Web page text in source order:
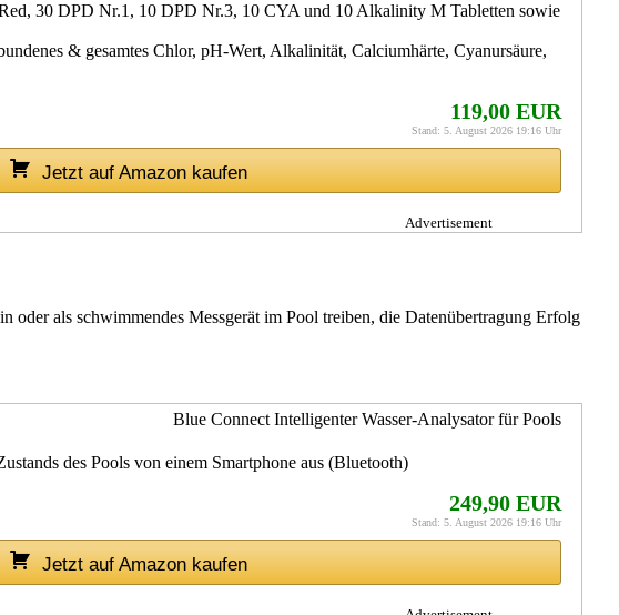
30 DPD Nr.1, 10 DPD Nr.3, 10 CYA und 10 Alkalinity M Tabletten sowie
& gesamtes Chlor, pH-Wert, Alkalinität, Calciumhärte, Cyanursäure,
119,00 EUR
Stand: 5. August 2026 19:16 Uhr
Jetzt auf Amazon kaufen
Advertisement
als schwimmendes Messgerät im Pool treiben, die Datenübertragung Erfolg
Blue Connect Intelligenter Wasser-Analysator für Pools
des Pools von einem Smartphone aus (Bluetooth)
249,90 EUR
Stand: 5. August 2026 19:16 Uhr
Jetzt auf Amazon kaufen